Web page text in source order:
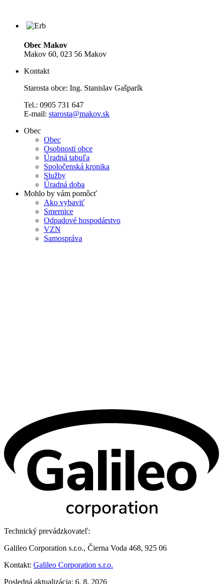
Obec Makov
Makov 60, 023 56 Makov
Kontakt
Starosta obce: Ing. Stanislav Gašparík
Tel.: 0905 731 647
E-mail: starosta@makov.sk
Obec
Obec
Osobnosti obce
Úradná tabuľa
Spoločenská kronika
Služby
Úradná doba
Mohlo by vám pomôcť
Ako vybaviť
Smernice
Odpadové hospodárstvo
VZN
Samospráva
Technický prevádzkovateľ:
Galileo Corporation s.r.o., Čierna Voda 468, 925 06
Kontakt: Galileo Corporation s.r.o.
Posledná aktualizácia: 6. 8. 2026